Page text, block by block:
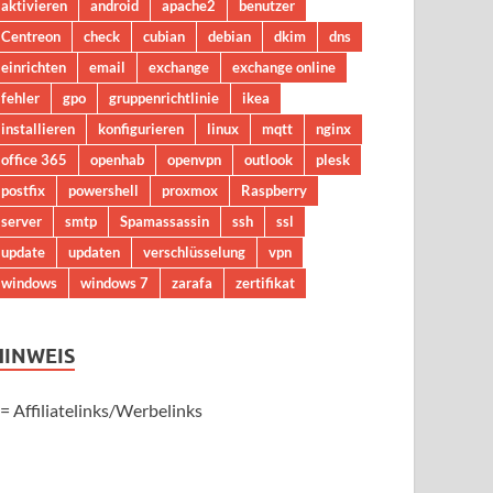
aktivieren android apache2
benutzer
Centreon
check cubian debian dkim
dns
einrichten
email exchange
exchange online
fehler
gpo gruppenrichtlinie
ikea
installieren
konfigurieren linux mqtt
nginx
office 365
openhab openvpn outlook
plesk
postfix
powershell proxmox
Raspberry
server
smtp Spamassassin ssh
ssl
update
updaten verschlüsselung
vpn
windows
windows 7 zarafa zertifikat
Affiliatelinks/Werbelinks